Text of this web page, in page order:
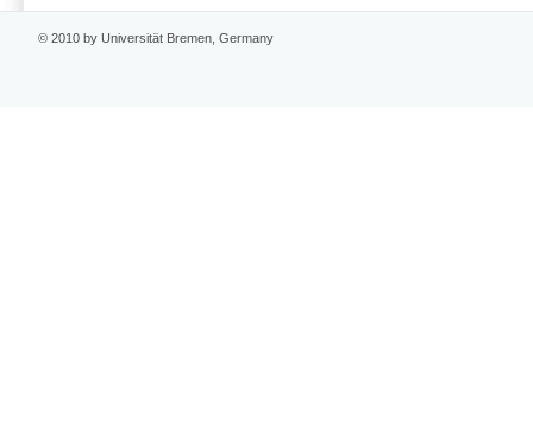
© 2010 by Universität Bremen, Germany